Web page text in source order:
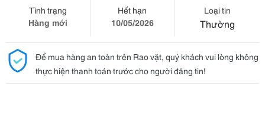
Tình trạng
Hàng mới
Hết hạn
10/05/2026
Loại tin
Thường
Để mua hàng an toàn trên Rao vặt, quý khách vui lòng không
thực hiện thanh toán trước cho người đăng tin!